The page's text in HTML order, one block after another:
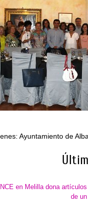
Ayuntamiento de
en Melilla dona
de